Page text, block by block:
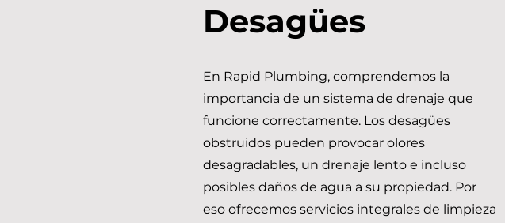
Desagües
En Rapid Plumbing, comprendemos la
importancia de un sistema de drenaje que
funcione correctamente. Los desagües
obstruidos pueden provocar olores
desagradables, un drenaje lento e incluso
posibles daños de agua a su propiedad. Por
eso ofrecemos servicios integrales de limpieza